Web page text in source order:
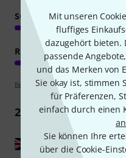
Mit unseren
fluffiges
dazugehört bieten.
passende
und das Merken von
Sie okay ist, stimmen
für Präferenzen,
einfach durch einen
Sie können Ihre
über die Cookie-
SOUND/QUALITÄT
RECHNER AUSLASTUNG
Bewertungsrichtlinien
2Rezensionen
Original zeigen